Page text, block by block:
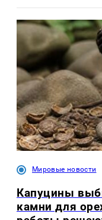
Мировые новости
Капуцины
камни для